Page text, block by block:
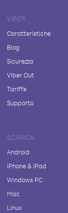
VIBER
Caratteristiche
Blog
Sicurezza
Viber Out
Tariffe
Supporto
SCARICA
Android
iPhone & iPad
Windows PC
Mac
Linux